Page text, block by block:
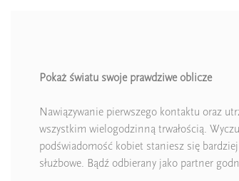
Pokaż światu swoje prawdziwe oblicze
Nawiązywanie pierwszego kontaktu oraz
wszystkim wielogodzinną trwałością.
podświadomość kobiet staniesz się
służbowe. Bądź odbierany jako partner